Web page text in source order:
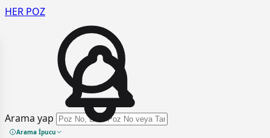
HER POZ
Arama yap
Arama İpucu